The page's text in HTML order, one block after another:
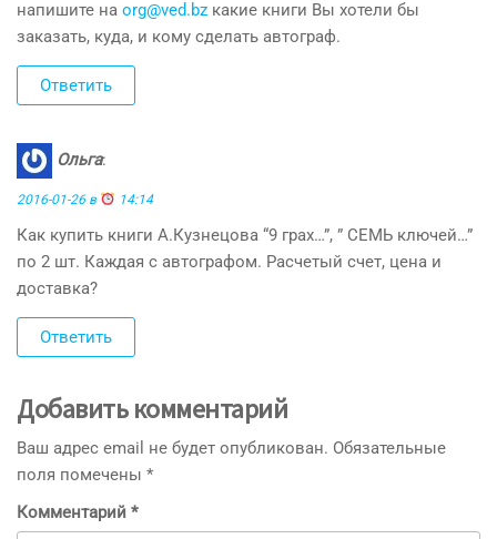
напишите на org@ved.bz какие книги Вы хотели бы
заказать, куда, и кому сделать автограф.
Ответить
Ольга:
2016-01-26 в 14:14
Как купить книги А.Кузнецова “9 грах…”, ” СЕМЬ ключей…”
по 2 шт. Каждая с автографом. Расчетый счет, цена и
доставка?
Ответить
Добавить комментарий
Ваш адрес email не будет опубликован. Обязательные
поля помечены *
Комментарий *